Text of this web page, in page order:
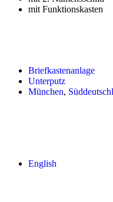
mit Funktionskasten
Briefkastenanlage
Unterputz
München,
English